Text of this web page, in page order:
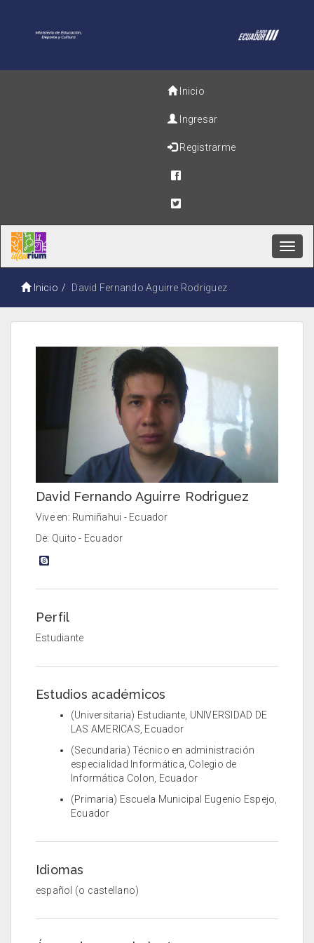
Inicio
Ingresar
Registrarme
Inicio David Fernando Aguirre Rodriguez
David Fernando Aguirre Rodriguez
Vive en: Rumiñahui - Ecuador
De: Quito - Ecuador
Perfil
Estudiante
Estudios académicos
(Universitaria) Estudiante, UNIVERSIDAD DE
LAS AMERICAS, Ecuador
(Secundaria) Técnico en administración
especialidad Informática, Colegio de
Informática Colon, Ecuador
(Primaria) Escuela Municipal Eugenio Espejo,
Ecuador
Idiomas
español (o castellano)